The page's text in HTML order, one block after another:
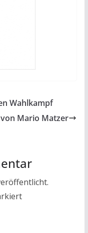
Wahlkampf
Mario Matzer